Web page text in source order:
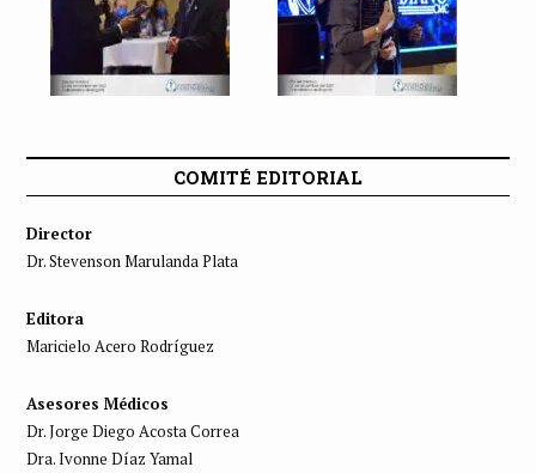
COMITÉ EDITORIAL
Director
Dr. Stevenson Marulanda Plata
Editora
Maricielo Acero Rodríguez
Asesores Médicos
Dr. Jorge Diego Acosta Correa
Dra. Ivonne Díaz Yamal